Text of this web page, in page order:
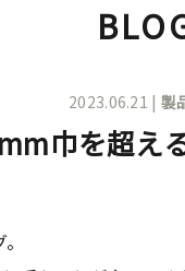
2023.06.21 | 製
巾を超え